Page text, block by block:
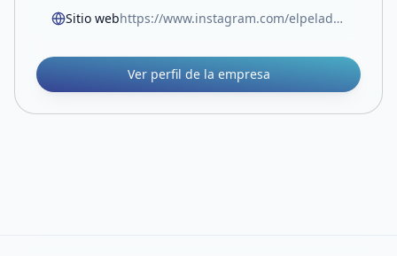
Sitio web https://www.instagram.com/elpeladodelaspiscinas.centro/
Ver perfil de la empresa